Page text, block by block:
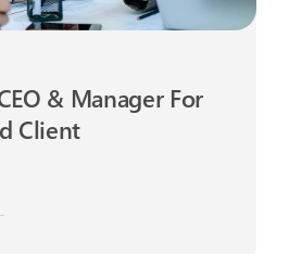
& Manager For
Client